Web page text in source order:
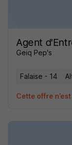
Agent
Geiq Pep's
Falaise - 14
Cette offre